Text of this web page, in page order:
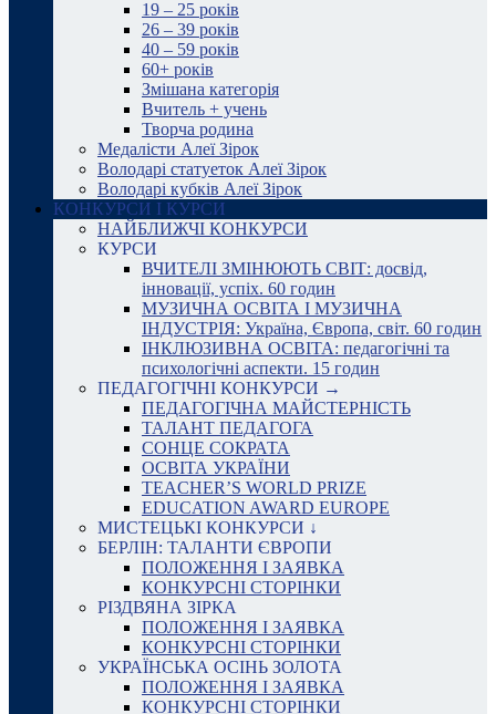
19 – 25 років
26 – 39 років
40 – 59 років
60+ років
Змішана категорія
Вчитель + учень
Творча родина
Медалісти Алеї Зірок
Володарі статуеток Алеї Зірок
Володарі кубків Алеї Зірок
КОНКУРСИ І КУРСИ
НАЙБЛИЖЧІ КОНКУРСИ
КУРСИ
ВЧИТЕЛІ ЗМІНЮЮТЬ СВІТ: досвід,
інновації, успіх. 60 годин
МУЗИЧНА ОСВІТА І МУЗИЧНА
ІНДУСТРІЯ: Україна, Європа, світ. 60 годин
ІНКЛЮЗИВНА ОСВІТА: педагогічні та
психологічні аспекти. 15 годин
ПЕДАГОГІЧНІ КОНКУРСИ →
ПЕДАГОГІЧНА МАЙСТЕРНІСТЬ
ТАЛАНТ ПЕДАГОГА
СОНЦЕ СОКРАТА
ОСВІТА УКРАЇНИ
TEACHER’S WORLD PRIZE
EDUCATION AWARD EUROPE
МИСТЕЦЬКІ КОНКУРСИ ↓
БЕРЛІН: ТАЛАНТИ ЄВРОПИ
ПОЛОЖЕННЯ І ЗАЯВКА
КОНКУРСНІ СТОРІНКИ
РІЗДВЯНА ЗІРКА
ПОЛОЖЕННЯ І ЗАЯВКА
КОНКУРСНІ СТОРІНКИ
УКРАЇНСЬКА ОСІНЬ ЗОЛОТА
ПОЛОЖЕННЯ І ЗАЯВКА
КОНКУРСНІ СТОРІНКИ